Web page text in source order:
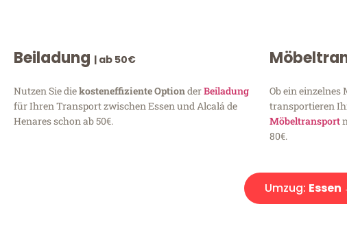
Beiladung | ab 50€
Nutzen Sie diekosteneffiziente OptionderBeiladung
für Ihren Transport zwischen Essen und Alcalá de
Henares schon ab 50€.
Ob ein
transportieren
Möbeltransport
80€.
Umzug: